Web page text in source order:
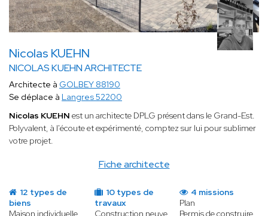
Nicolas KUEHN
NICOLAS KUEHN ARCHITECTE
Fiche architecte
Architecte à GOLBEY 88190
Se déplace à Langres 52200
Nicolas KUEHN est un architecte DPLG présent dans le Grand-Est.
Polyvalent, à l'écoute et expérimenté, comptez sur lui pour sublimer
votre projet.
12 types de
biens
10 types de
travaux
4 missions
Plan